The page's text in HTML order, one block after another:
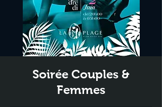
Soirée Couples &
Femmes